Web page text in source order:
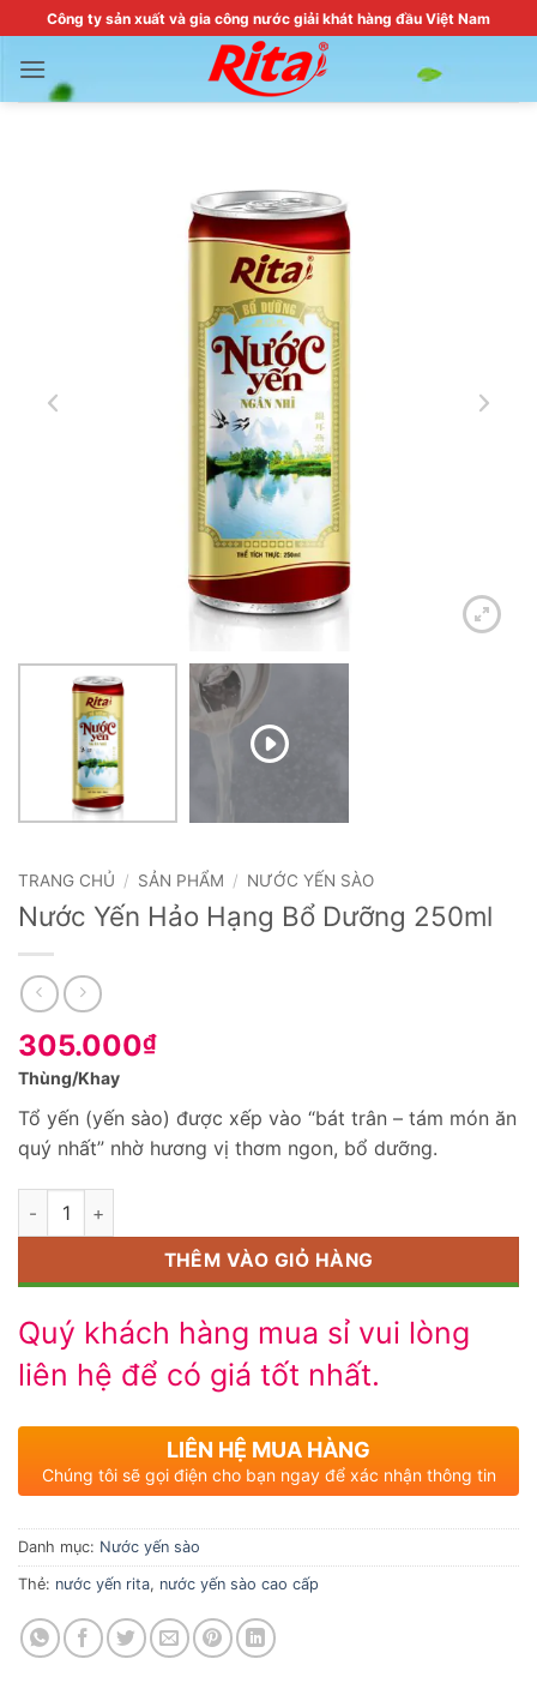
to
content
Công ty sản xuất và gia công nước giải khát hàng đầu Việt Nam
TRANG CHỦ / SẢN PHẨM / NƯỚC YẾN SÀO
Nước Yến Hảo Hạng Bổ Dưỡng 250ml
305.000₫
Thùng/Khay
Tổ yến (yến sào) được xếp vào “bát trân – tám món ăn
quý nhất” nhờ hương vị thơm ngon, bổ dưỡng.
Số lượng
THÊM VÀO GIỎ HÀNG
Quý khách hàng mua sỉ vui lòng
liên hệ để có giá tốt nhất.
LIÊN HỆ MUA HÀNG
Chúng tôi sẽ gọi điện cho bạn ngay để xác nhận thông tin
Danh mục: Nước yến sào
Thẻ: nước yến rita, nước yến sào cao cấp